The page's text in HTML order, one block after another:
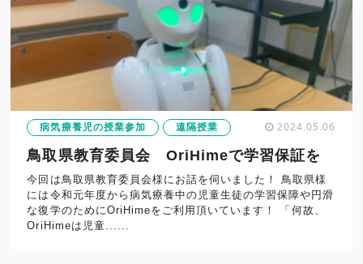
病気療養児の授業参加 遠隔授業 2024.05.06
鳥取県教育委員会 OriHimeで学習保証を
今回は鳥取県教育委員会様にお話を伺いました！ 鳥取県様
には令和元年度から病気療養中の児童生徒の学習保障や円滑
な復学のためにOriHimeをご利用頂いています！ 「何故、
OriHimeは児童......